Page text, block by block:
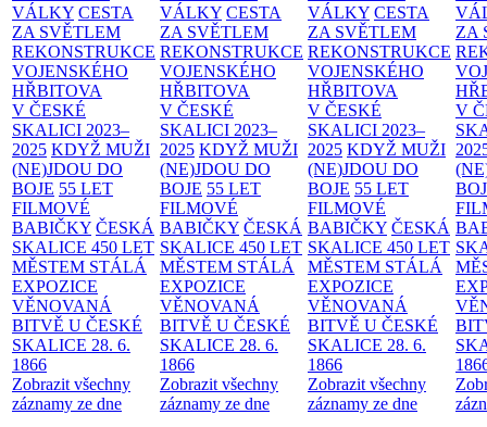
VÁLKY CESTA
ZA SVĚTLEM
REKONSTRUKCE
VOJENSKÉHO
HŘBITOVA
V ČESKÉ
SKALICI 2023–
2025 KDYŽ MUŽI
(NE)JDOU DO
BOJE 55 LET
FILMOVÉ
BABIČKY ČESKÁ
SKALICE 450 LET
MĚSTEM STÁLÁ
EXPOZICE
VĚNOVANÁ
BITVĚ U ČESKÉ
SKALICE 28. 6.
1866
Zobrazit všechny
záznamy ze dne
VÁLKY CESTA
ZA SVĚTLEM
REKONSTRUKCE
VOJENSKÉHO
HŘBITOVA
V ČESKÉ
SKALICI 2023–
2025 KDYŽ MUŽI
(NE)JDOU DO
BOJE 55 LET
FILMOVÉ
BABIČKY ČESKÁ
SKALICE 450 LET
MĚSTEM STÁLÁ
EXPOZICE
VĚNOVANÁ
BITVĚ U ČESKÉ
SKALICE 28. 6.
1866
Zobrazit všechny
záznamy ze dne
VÁLKY CESTA
ZA SVĚTLEM
REKONSTRUKCE
VOJENSKÉHO
HŘBITOVA
V ČESKÉ
SKALICI 2023–
2025 KDYŽ MUŽI
(NE)JDOU DO
BOJE 55 LET
FILMOVÉ
BABIČKY ČESKÁ
SKALICE 450 LET
MĚSTEM STÁLÁ
EXPOZICE
VĚNOVANÁ
BITVĚ U ČESKÉ
SKALICE 28. 6.
1866
Zobrazit všechny
záznamy ze dne
ZA
V